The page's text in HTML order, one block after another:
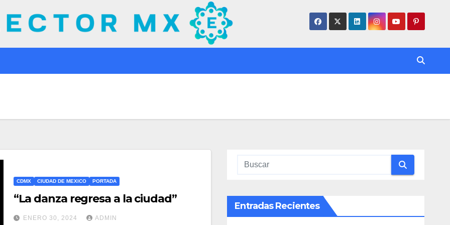
CDMX CIUDAD DE MEXICO PORTADA
“La danza regresa a la ciudad”
ENERO 30, 2024 ADMIN
Entradas Recientes